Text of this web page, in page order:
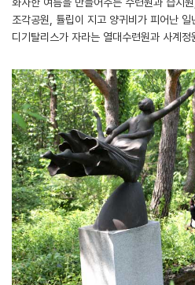
조각공원, 튤립이 지고 양귀비가 피어난 일
디기탈리스가 자라는 열대수련원과 사계정